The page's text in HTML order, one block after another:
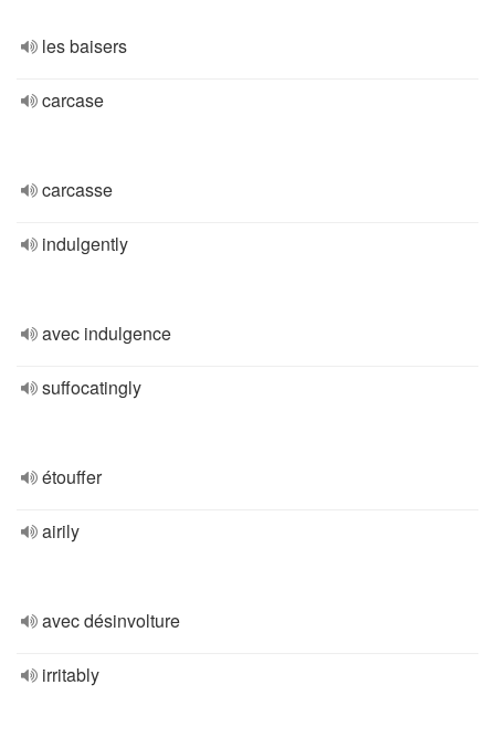
les baisers
carcase
carcasse
indulgently
avec indulgence
suffocatingly
étouffer
airily
avec désinvolture
irritably